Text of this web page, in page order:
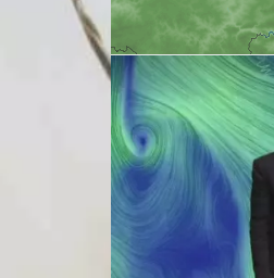
8°C
8°C